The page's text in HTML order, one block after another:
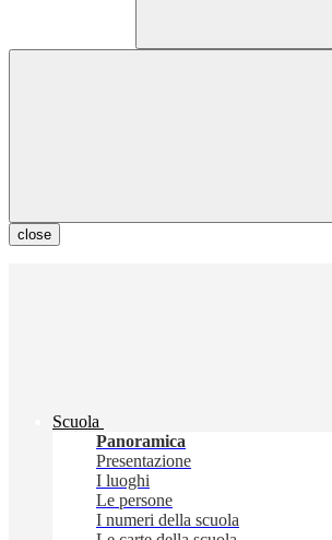
close
Scuola
Panoramica
Presentazione
I luoghi
Le persone
I numeri della scuola